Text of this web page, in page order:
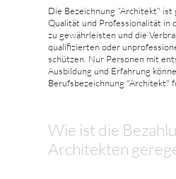
Die Bezeichnung "Architekt" ist
Qualität und Professionalität in
zu gewährleisten und die
qualifizierten oder
schützen. Nur Personen mit
Ausbildung und Erfahrung
Berufsbezeichnung "Architekt"
Wie ist die
Architekten